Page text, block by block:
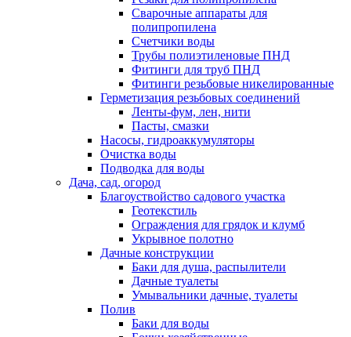
Сварочные аппараты для
полипропилена
Счетчики воды
Трубы полиэтиленовые ПНД
Фитинги для труб ПНД
Фитинги резьбовые никелированные
Герметизация резьбовых соединений
Ленты-фум, лен, нити
Пасты, смазки
Насосы, гидроаккумуляторы
Очистка воды
Подводка для воды
Дача, сад, огород
Благоуствойство садового участка
Геотекстиль
Ограждения для грядок и клумб
Укрывное полотно
Дачные конструкции
Баки для душа, распылители
Дачные туалеты
Умывальники дачные, туалеты
Полив
Баки для воды